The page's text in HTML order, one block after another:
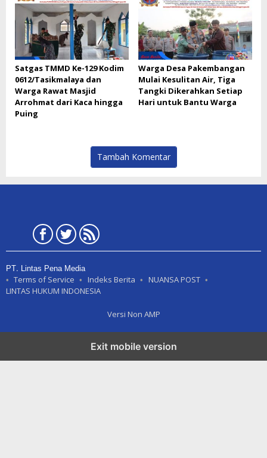
Satgas TMMD Ke-129 Kodim
0612/Tasikmalaya dan
Warga Rawat Masjid
Arrohmat dari Kaca hingga
Puing
Warga Desa Pakembangan
Mulai Kesulitan Air, Tiga
Tangki Dikerahkan Setiap
Hari untuk Bantu Warga
Tambah Komentar
PT. Lintas Pena Media
Terms of Service Indeks Berita
NUANSA POST
LINTAS HUKUM INDONESIA
Versi Non AMP
Exit mobile version